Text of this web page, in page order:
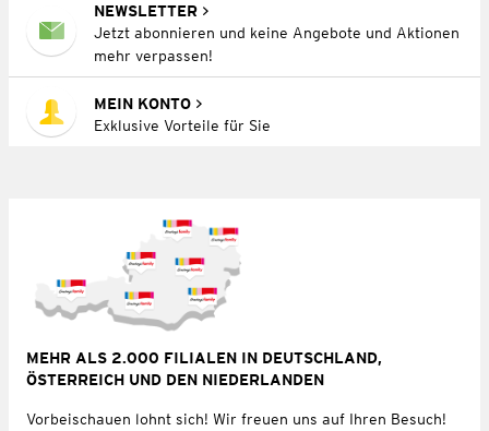
NEWSLETTER
Jetzt abonnieren und keine Angebote und Aktionen
mehr verpassen!
MEIN KONTO
Exklusive Vorteile für Sie
MEHR ALS 2.000 FILIALEN IN DEUTSCHLAND,
ÖSTERREICH UND DEN NIEDERLANDEN
Vorbeischauen lohnt sich! Wir freuen uns auf Ihren Besuch!